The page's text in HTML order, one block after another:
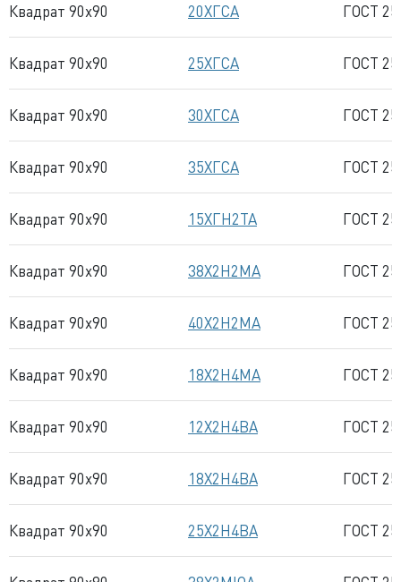
Квадрат 90x90 20ХГСА ГОСТ
Квадрат 90x90 25ХГСА ГОСТ
Квадрат 90x90 30ХГСА ГОСТ
Квадрат 90x90 35ХГСА ГОСТ
Квадрат 90x90 15ХГН2ТА ГОСТ
Квадрат 90x90 38Х2Н2МА ГОСТ
Квадрат 90x90 40Х2Н2МА ГОСТ
Квадрат 90x90 18Х2Н4МА ГОСТ
Квадрат 90x90 12Х2Н4ВА ГОСТ
Квадрат 90x90 18Х2Н4ВА ГОСТ
Квадрат 90x90 25Х2Н4ВА ГОСТ